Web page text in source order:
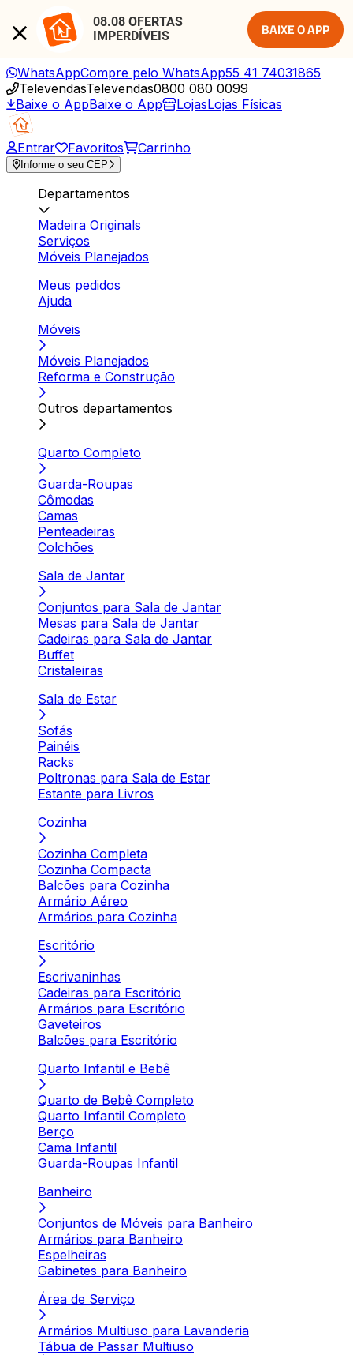
08.08 OFERTAS
IMPERDÍVEIS
BAIXE O APP
WhatsAppCompre pelo WhatsApp55 41 74031865
TelevendasTelevendas0800 080 0099
Baixe o AppBaixe o App LojasLojas Físicas
Entrar Favoritos Carrinho
Informe o seu CEP
Departamentos
Madeira Originals
Serviços
Móveis Planejados
Meus pedidos
Ajuda
Móveis
Móveis Planejados
Reforma e Construção
Outros departamentos
Quarto Completo
Guarda-Roupas
Cômodas
Camas
Penteadeiras
Colchões
Sala de Jantar
Conjuntos para Sala de Jantar
Mesas para Sala de Jantar
Cadeiras para Sala de Jantar
Buffet
Cristaleiras
Sala de Estar
Sofás
Painéis
Racks
Poltronas para Sala de Estar
Estante para Livros
Cozinha
Cozinha Completa
Cozinha Compacta
Balcões para Cozinha
Armário Aéreo
Armários para Cozinha
Escritório
Escrivaninhas
Cadeiras para Escritório
Armários para Escritório
Gaveteiros
Balcões para Escritório
Quarto Infantil e Bebê
Quarto de Bebê Completo
Quarto Infantil Completo
Berço
Cama Infantil
Guarda-Roupas Infantil
Banheiro
Conjuntos de Móveis para Banheiro
Armários para Banheiro
Espelheiras
Gabinetes para Banheiro
Área de Serviço
Armários Multiuso para Lavanderia
Tábua de Passar Multiuso